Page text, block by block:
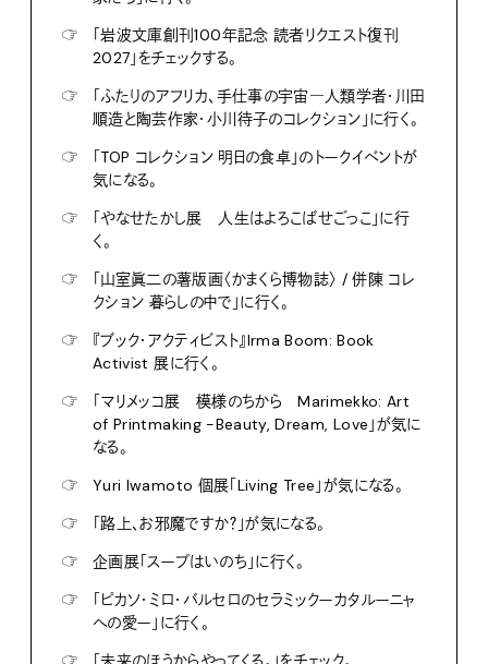
☞
「岩波文庫創刊100年記念 読者リクエスト復刊
2027」をチェックする。
☞
「ふたりのアフリカ、手仕事の宇宙―人類学者・川田
順造と陶芸作家・小川待子のコレクション」に行く。
☞
「TOP コレクション 明日の食卓」のトークイベントが
気になる。
☞
「やなせたかし展 人生はよろこばせごっこ」に行
く。
☞
「山室眞二の薯版画〈かまくら博物誌〉 / 併陳 コレ
クション 暮らしの中で」に行く。
☞
『ブック・アクティビスト』Irma Boom: Book
Activist 展に行く。
☞
「マリメッコ展 模様のちから Marimekko: Art
of Printmaking -Beauty, Dream, Love」が気に
なる。
☞
Yuri Iwamoto 個展「Living Tree」が気になる。
☞
「路上、お邪魔ですか？」が気になる。
☞
企画展「スープはいのち」に行く。
☞
「ピカソ・ミロ・バルセロのセラミックーカタルーニャ
への愛ー」に行く。